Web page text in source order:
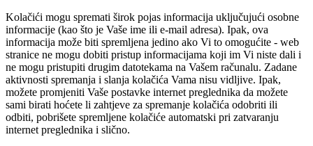
Kolačići mogu spremati širok pojas informacija uključujući osobne
informacije (kao što je Vaše ime ili e-mail adresa). Ipak, ova
informacija može biti spremljena jedino ako Vi to omogućite - web
stranice ne mogu dobiti pristup informacijama koji im Vi niste dali i
ne mogu pristupiti drugim datotekama na Vašem računalu. Zadane
aktivnosti spremanja i slanja kolačića Vama nisu vidljive. Ipak,
možete promjeniti Vaše postavke internet preglednika da možete
sami birati hoćete li zahtjeve za spremanje kolačića odobriti ili
odbiti, pobrišete spremljene kolačiće automatski pri zatvaranju
internet preglednika i slično.